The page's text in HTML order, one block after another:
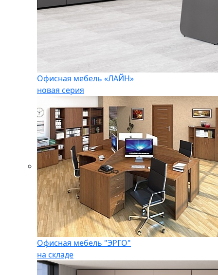
Офисная мебель «ЛАЙН»
новая серия
Офисная мебель "ЭРГО"
на складе